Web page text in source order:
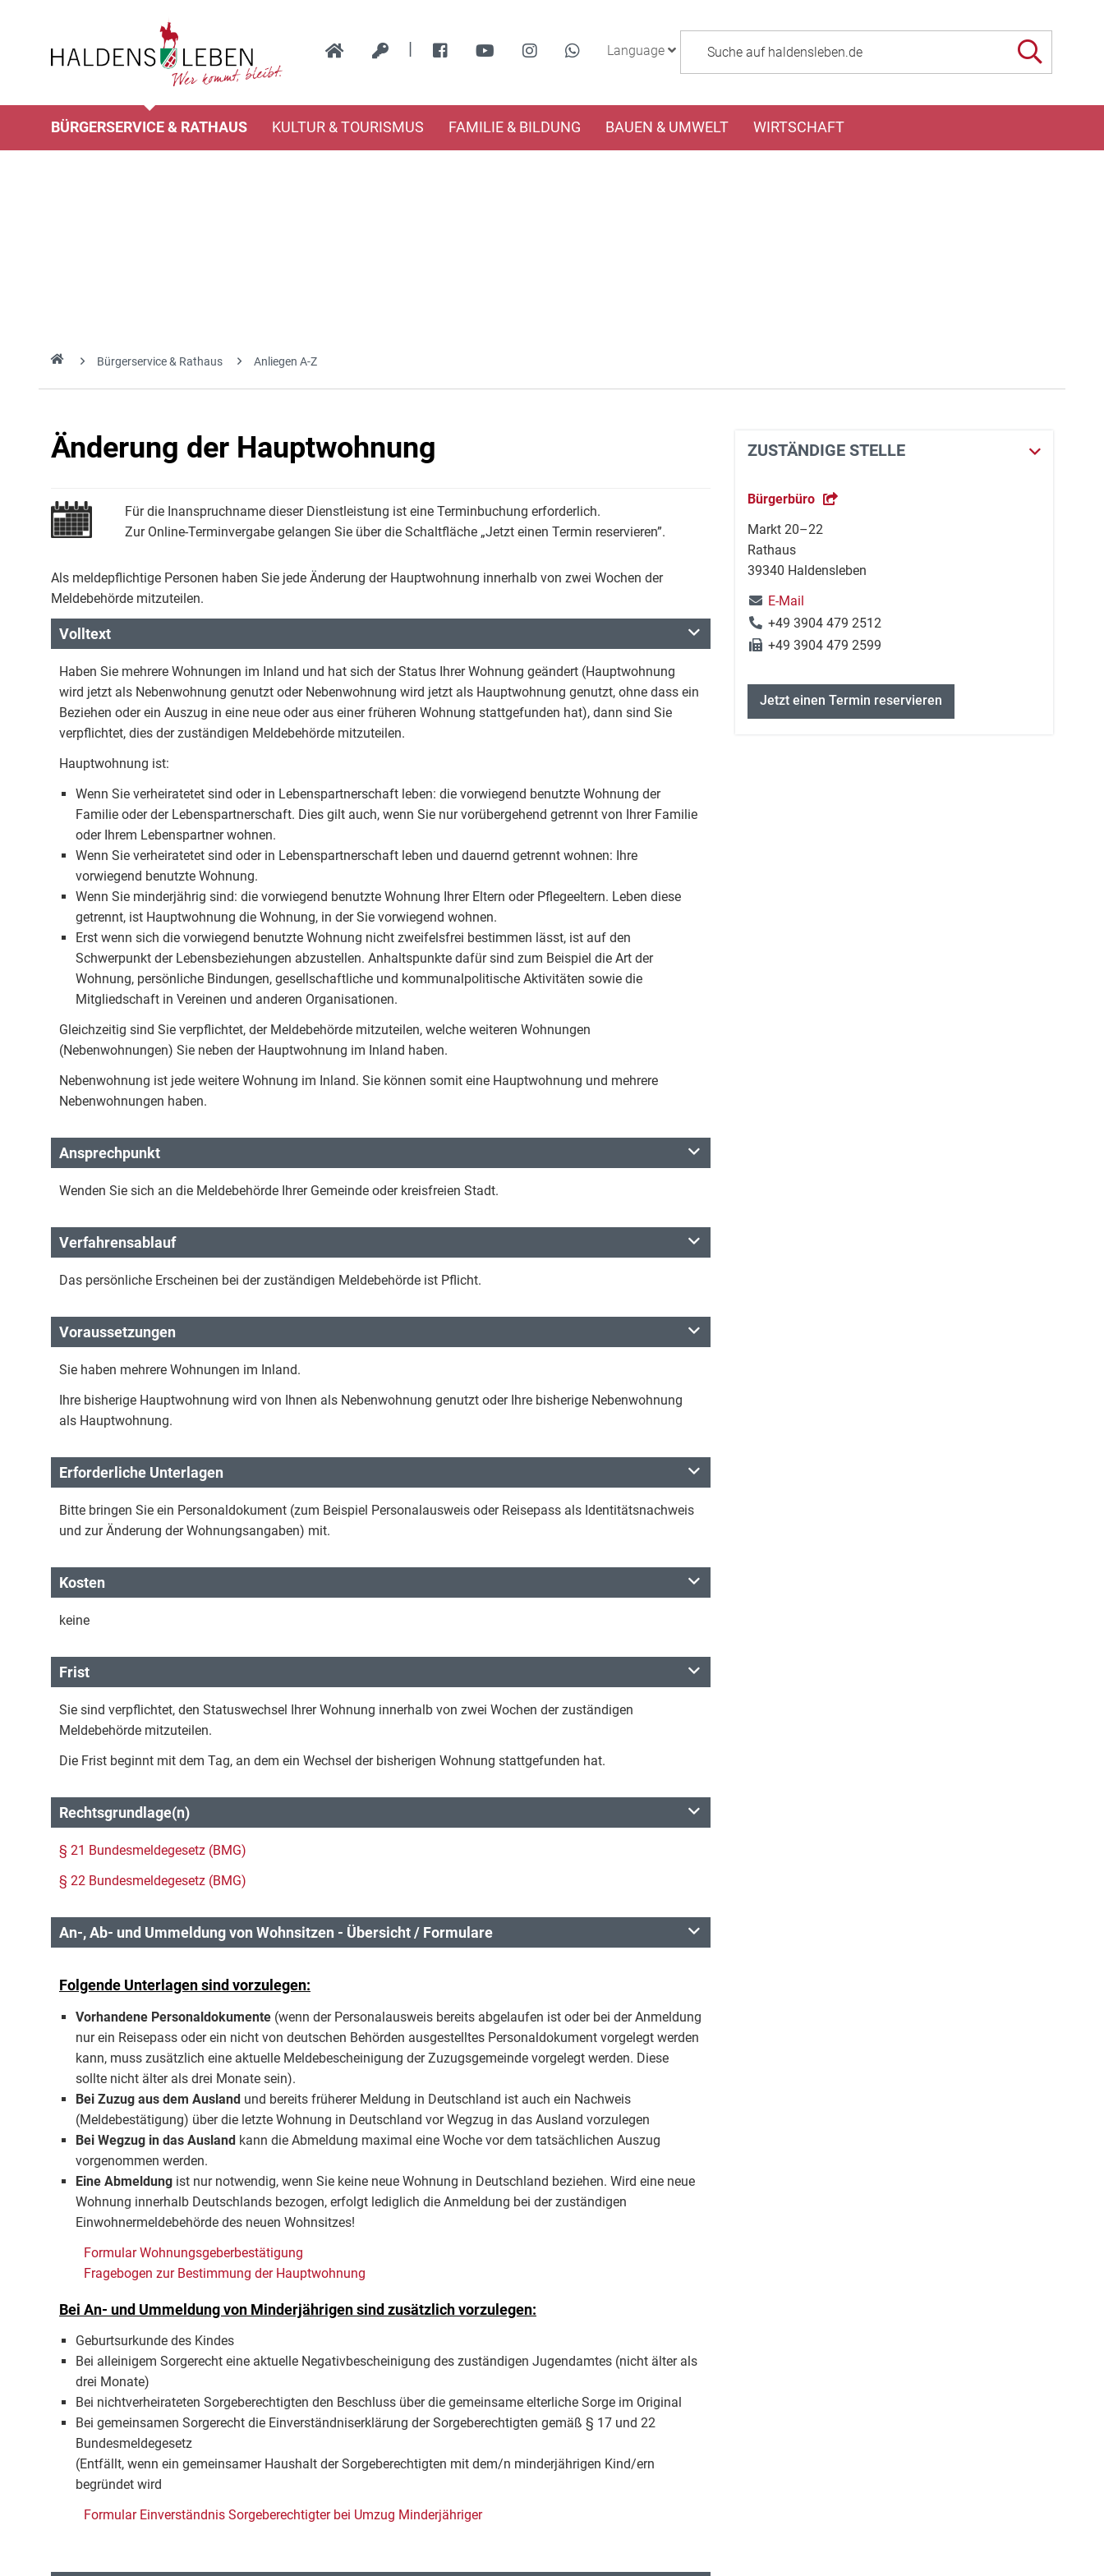
| Language
BÜRGERSERVICE & RATHAUS KULTUR & TOURISMUS FAMILIE & BILDUNG BAUEN & UMWELT WIRTSCHAFT
Bürgerservice & Rathaus Anliegen A-Z
Änderung der Hauptwohnung
Für die Inanspruchname dieser Dienstleistung ist eine Terminbuchung erforderlich.
Zur Online-Terminvergabe gelangen Sie über die Schaltfläche „Jetzt einen Termin reservieren”.
Als meldepflichtige Personen haben Sie jede Änderung der Hauptwohnung innerhalb von zwei Wochen der
Meldebehörde mitzuteilen.
Volltext
Haben Sie mehrere Wohnungen im Inland und hat sich der Status Ihrer Wohnung geändert (Hauptwohnung
wird jetzt als Nebenwohnung genutzt oder Nebenwohnung wird jetzt als Hauptwohnung genutzt, ohne dass ein
Beziehen oder ein Auszug in eine neue oder aus einer früheren Wohnung stattgefunden hat), dann sind Sie
verpflichtet, dies der zuständigen Meldebehörde mitzuteilen.
Hauptwohnung ist:
Wenn Sie verheiratetet sind oder in Lebenspartnerschaft leben: die vorwiegend benutzte Wohnung der
Familie oder der Lebenspartnerschaft. Dies gilt auch, wenn Sie nur vorübergehend getrennt von Ihrer Familie
oder Ihrem Lebenspartner wohnen.
Wenn Sie verheiratetet sind oder in Lebenspartnerschaft leben und dauernd getrennt wohnen: Ihre
vorwiegend benutzte Wohnung.
Wenn Sie minderjährig sind: die vorwiegend benutzte Wohnung Ihrer Eltern oder Pflegeeltern. Leben diese
getrennt, ist Hauptwohnung die Wohnung, in der Sie vorwiegend wohnen.
Erst wenn sich die vorwiegend benutzte Wohnung nicht zweifelsfrei bestimmen lässt, ist auf den
Schwerpunkt der Lebensbeziehungen abzustellen. Anhaltspunkte dafür sind zum Beispiel die Art der
Wohnung, persönliche Bindungen, gesellschaftliche und kommunalpolitische Aktivitäten sowie die
Mitgliedschaft in Vereinen und anderen Organisationen.
Gleichzeitig sind Sie verpflichtet, der Meldebehörde mitzuteilen, welche weiteren Wohnungen
(Nebenwohnungen) Sie neben der Hauptwohnung im Inland haben.
Nebenwohnung ist jede weitere Wohnung im Inland. Sie können somit eine Hauptwohnung und mehrere
Nebenwohnungen haben.
Ansprechpunkt
Wenden Sie sich an die Meldebehörde Ihrer Gemeinde oder kreisfreien Stadt.
Verfahrensablauf
Das persönliche Erscheinen bei der zuständigen Meldebehörde ist Pflicht.
Voraussetzungen
Sie haben mehrere Wohnungen im Inland.
Ihre bisherige Hauptwohnung wird von Ihnen als Nebenwohnung genutzt oder Ihre bisherige Nebenwohnung
als Hauptwohnung.
Erforderliche Unterlagen
Bitte bringen Sie ein Personaldokument (zum Beispiel Personalausweis oder Reisepass als Identitätsnachweis
und zur Änderung der Wohnungsangaben) mit.
Kosten
keine
Frist
Sie sind verpflichtet, den Statuswechsel Ihrer Wohnung innerhalb von zwei Wochen der zuständigen
Meldebehörde mitzuteilen.
Die Frist beginnt mit dem Tag, an dem ein Wechsel der bisherigen Wohnung stattgefunden hat.
Rechtsgrundlage(n)
§ 21 Bundesmeldegesetz (BMG)
§ 22 Bundesmeldegesetz (BMG)
An-, Ab- und Ummeldung von Wohnsitzen - Übersicht / Formulare
Folgende Unterlagen sind vorzulegen:
Vorhandene Personaldokumente (wenn der Personalausweis bereits abgelaufen ist oder bei der Anmeldung
nur ein Reisepass oder ein nicht von deutschen Behörden ausgestelltes Personaldokument vorgelegt werden
kann, muss zusätzlich eine aktuelle Meldebescheinigung der Zuzugsgemeinde vorgelegt werden. Diese
sollte nicht älter als drei Monate sein).
Bei Zuzug aus dem Ausland und bereits früherer Meldung in Deutschland ist auch ein Nachweis
(Meldebestätigung) über die letzte Wohnung in Deutschland vor Wegzug in das Ausland vorzulegen
Bei Wegzug in das Ausland kann die Abmeldung maximal eine Woche vor dem tatsächlichen Auszug
vorgenommen werden.
Eine Abmeldung ist nur notwendig, wenn Sie keine neue Wohnung in Deutschland beziehen. Wird eine neue
Wohnung innerhalb Deutschlands bezogen, erfolgt lediglich die Anmeldung bei der zuständigen
Einwohnermeldebehörde des neuen Wohnsitzes!
Formular Wohnungsgeberbestätigung
Fragebogen zur Bestimmung der Hauptwohnung
Bei An- und Ummeldung von Minderjährigen sind zusätzlich vorzulegen:
Geburtsurkunde des Kindes
Bei alleinigem Sorgerecht eine aktuelle Negativbescheinigung des zuständigen Jugendamtes (nicht älter als
drei Monate)
Bei nichtverheirateten Sorgeberechtigten den Beschluss über die gemeinsame elterliche Sorge im Original
Bei gemeinsamen Sorgerecht die Einverständniserklärung der Sorgeberechtigten gemäß § 17 und 22
Bundesmeldegesetz
(Entfällt, wenn ein gemeinsamer Haushalt der Sorgeberechtigten mit dem/n minderjährigen Kind/ern
begründet wird
Formular Einverständnis Sorgeberechtigter bei Umzug Minderjähriger
ZUSTÄNDIGE STELLE
Bürgerbüro
Markt 20–22
Rathaus
39340 Haldensleben
E-Mail
+49 3904 479 2512
+49 3904 479 2599
Jetzt einen Termin reservieren